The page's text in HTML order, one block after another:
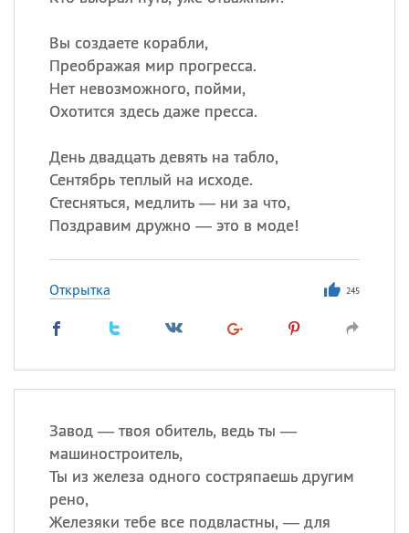
Вы создаете корабли,
Преображая мир прогресса.
Нет невозможного, пойми,
Охотится здесь даже пресса.
День двадцать девять на табло,
Сентябрь теплый на исходе.
Стесняться, медлить — ни за что,
Поздравим дружно — это в моде!
Открытка 245
Завод — твоя обитель, ведь ты —
машиностроитель,
Ты из железа одного состряпаешь другим
рено,
Железяки тебе все подвластны, — для
ИМЕНА
Сегодня празднуют именины
Александр
Анна
Посмотреть значение